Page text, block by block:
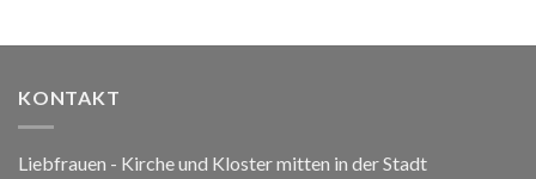
KONTAKT
Liebfrauen - Kirche und Kloster mitten in der Stadt